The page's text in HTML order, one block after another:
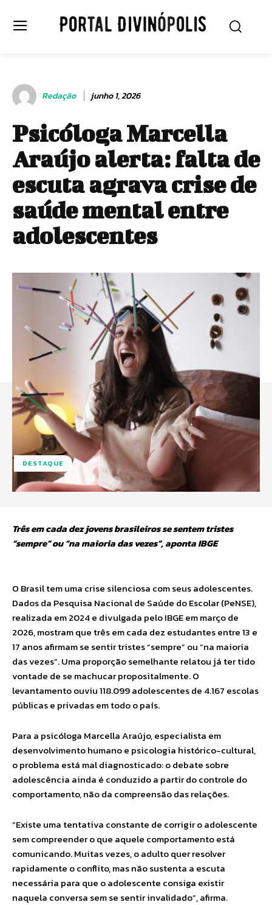
Redação junho 1, 2026
Psicóloga Marcella
Araújo alerta: falta de
escuta agrava crise de
saúde mental entre
adolescentes
DESTAQUE
Três em cada dez jovens brasileiros se sentem tristes
“sempre” ou “na maioria das vezes”, aponta IBGE
O Brasil tem uma crise silenciosa com seus adolescentes.
Dados da Pesquisa Nacional de Saúde do Escolar (PeNSE),
realizada em 2024 e divulgada pelo IBGE em março de
2026, mostram que três em cada dez estudantes entre 13 e
17 anos afirmam se sentir tristes “sempre” ou “na maioria
das vezes”. Uma proporção semelhante relatou já ter tido
vontade de se machucar propositalmente. O
levantamento ouviu 118.099 adolescentes de 4.167 escolas
públicas e privadas em todo o país.
Para a psicóloga Marcella Araújo, especialista em
desenvolvimento humano e psicologia histórico-cultural,
o problema está mal diagnosticado: o debate sobre
adolescência ainda é conduzido a partir do controle do
comportamento, não da compreensão das relações.
“Existe uma tentativa constante de corrigir o adolescente
sem compreender o que aquele comportamento está
comunicando. Muitas vezes, o adulto quer resolver
rapidamente o conflito, mas não sustenta a escuta
necessária para que o adolescente consiga existir
naquela conversa sem se sentir invalidado”, afirma.